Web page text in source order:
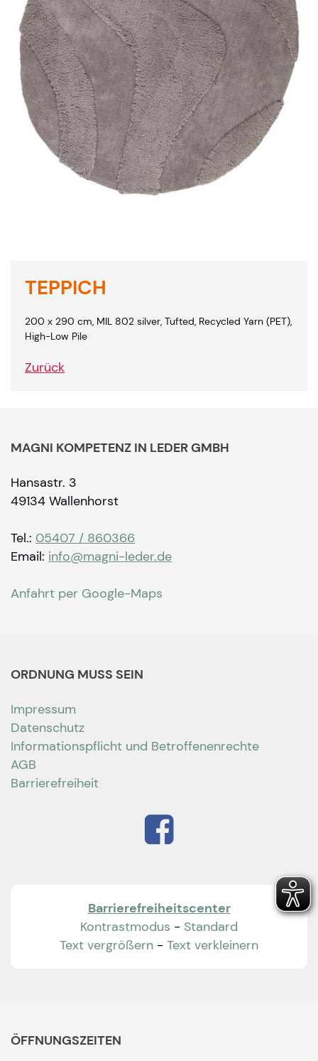
TEPPICH
200 x 290 cm, MIL 802 silver, Tufted, Recycled Yarn (PET),
High-Low Pile
Zurück
MAGNI KOMPETENZ IN LEDER GMBH
Hansastr. 3
49134 Wallenhorst
Tel.: 05407 / 860366
Email: info@magni-leder.de
Anfahrt per Google-Maps
ORDNUNG MUSS SEIN
Impressum
Datenschutz
Informationspflicht und Betroffenenrechte
AGB
Barrierefreiheit
Barrierefreiheitscenter
Kontrastmodus - Standard
Text vergrößern - Text verkleinern
ÖFFNUNGSZEITEN